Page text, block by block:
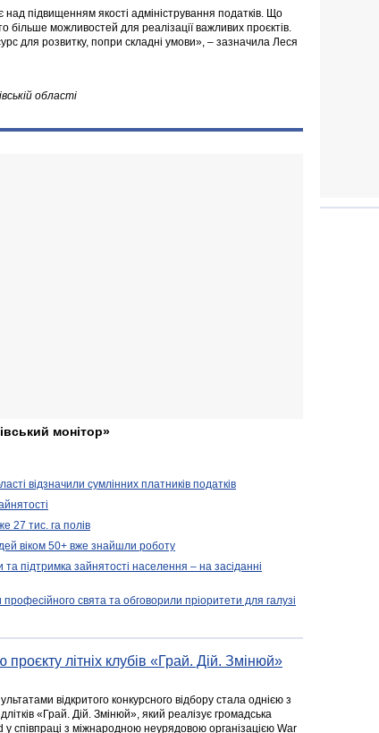
підвищенням якості адміністрування податків. Що
більше можливостей для реалізації важливих проєктів.
для розвитку, попри складні умови», – зазначила Леся
області
монітор»
відзначили сумлінних платників податків
27 тис. га полів
віком 50+ вже знайшли роботу
та підтримка зайнятості населення – на засіданні
свята та обговорили пріоритети для галузі
літніх клубів «Грай. Дій. Змінюй»
відкритого конкурсного відбору стала однією з
«Грай. Дій. Змінюй», який реалізує громадська
співпраці з міжнародною неурядовою організацією War